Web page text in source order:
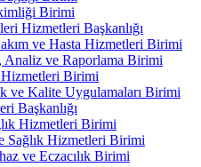
Birimi
Hizmetleri Başkanlığı
ve Hasta Hizmetleri Birimi
Analiz ve Raporlama Birimi
Hizmetleri Birimi
ve Kalite Uygulamaları Birimi
Başkanlığı
Hizmetleri Birimi
Sağlık Hizmetleri Birimi
ve Eczacılık Birimi